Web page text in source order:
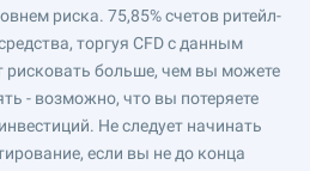
риска. 75,85% счетов ритейл-
торгуя CFD с данным
рисковать больше, чем вы можете
- возможно, что вы потеряете
Не следует начинать
если вы не до конца